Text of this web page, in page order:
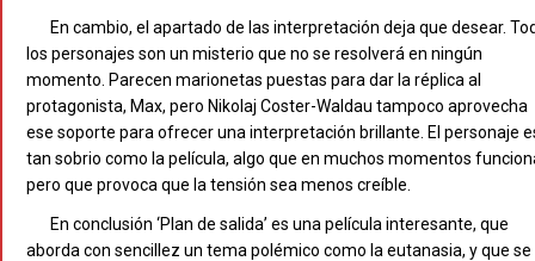
En cambio, el apartado de las interpretación deja que desear.
los personajes son un misterio que no se resolverá en ningún
momento. Parecen marionetas puestas para dar la réplica al
protagonista, Max, pero Nikolaj Coster-Waldau tampoco aprovecha
ese soporte para ofrecer una interpretación brillante. El personaje
tan sobrio como la película, algo que en muchos momentos
pero que provoca que la tensión sea menos creíble.
En conclusión ‘Plan de salida’ es una película interesante, que
aborda con sencillez un tema polémico como la eutanasia, y que se